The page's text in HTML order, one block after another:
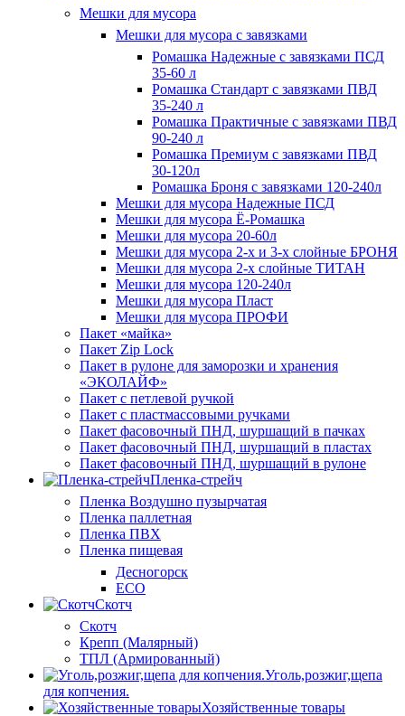
Мешки для мусора
Мешки для мусора с завязками
Ромашка Надежные с завязками ПСД
35-60 л
Ромашка Стандарт с завязками ПВД
35-240 л
Ромашка Практичные с завязками ПВД
90-240 л
Ромашка Премиум с завязками ПВД
30-120л
Ромашка Броня с завязками 120-240л
Мешки для мусора Надежные ПСД
Мешки для мусора Ё-Ромашка
Мешки для мусора 20-60л
Мешки для мусора 2-х и 3-х слойные БРОНЯ
Мешки для мусора 2-х слойные ТИТАН
Мешки для мусора 120-240л
Мешки для мусора Пласт
Мешки для мусора ПРОФИ
Пакет «майка»
Пакет Zip Lock
Пакет в рулоне для заморозки и хранения
«ЭКОЛАЙФ»
Пакет с петлевой ручкой
Пакет с пластмассовыми ручками
Пакет фасовочный ПНД, шуршащий в пачках
Пакет фасовочный ПНД, шуршащий в пластах
Пакет фасовочный ПНД, шуршащий в рулоне
Пленка-стрейч
Пленка Воздушно пузырчатая
Пленка паллетная
Пленка ПВХ
Пленка пищевая
Десногорск
ECO
Скотч
Скотч
Крепп (Малярный)
ТПЛ (Армированный)
Уголь,розжиг,щепа
для копчения.
Хозяйственные товары